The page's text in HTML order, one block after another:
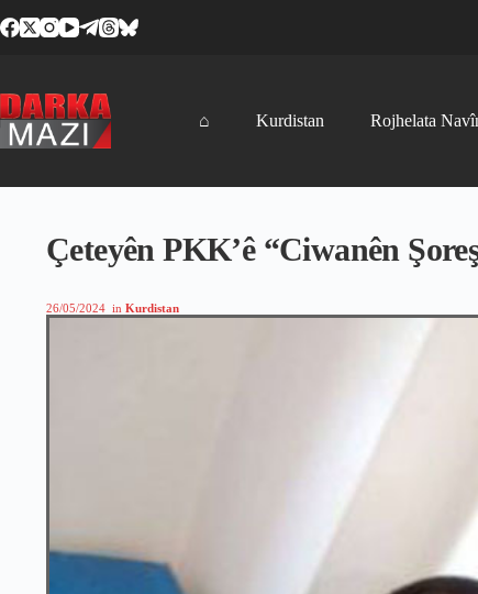
to
⌂ Kurdistan Rojhelata
Çeteyên PKK’ê “Ciwanên
26/05/2024 in Kurdistan